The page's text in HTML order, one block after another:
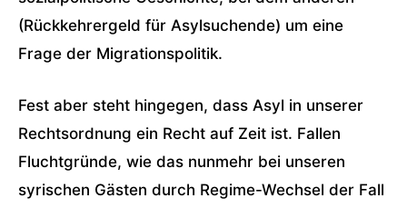
(Rückkehrergeld für Asylsuchende) um eine
Frage der Migrationspolitik.
Fest aber steht hingegen, dass Asyl in unserer
Rechtsordnung ein Recht auf Zeit ist. Fallen
Fluchtgründe, wie das nunmehr bei unseren
syrischen Gästen durch Regime-Wechsel der Fall